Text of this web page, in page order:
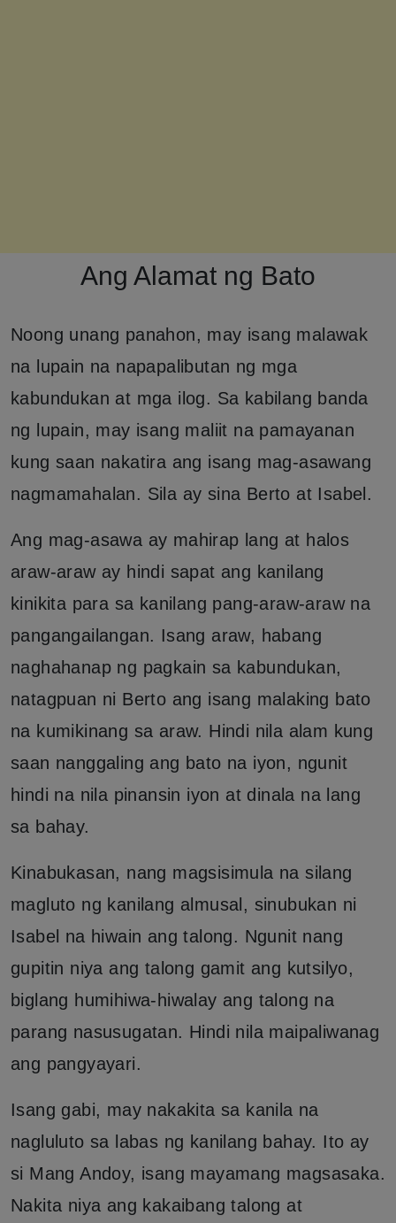
Ang Alamat ng Bato
Noong unang panahon, may isang malawak
na lupain na napapalibutan ng mga
kabundukan at mga ilog. Sa kabilang banda
ng lupain, may isang maliit na pamayanan
kung saan nakatira ang isang mag-asawang
nagmamahalan. Sila ay sina Berto at Isabel.
Ang mag-asawa ay mahirap lang at halos
araw-araw ay hindi sapat ang kanilang
kinikita para sa kanilang pang-araw-araw na
pangangailangan. Isang araw, habang
naghahanap ng pagkain sa kabundukan,
natagpuan ni Berto ang isang malaking bato
na kumikinang sa araw. Hindi nila alam kung
saan nanggaling ang bato na iyon, ngunit
hindi na nila pinansin iyon at dinala na lang
sa bahay.
Kinabukasan, nang magsisimula na silang
magluto ng kanilang almusal, sinubukan ni
Isabel na hiwain ang talong. Ngunit nang
gupitin niya ang talong gamit ang kutsilyo,
biglang humihiwa-hiwalay ang talong na
parang nasusugatan. Hindi nila maipaliwanag
ang pangyayari.
Isang gabi, may nakakita sa kanila na
nagluluto sa labas ng kanilang bahay. Ito ay
si Mang Andoy, isang mayamang magsasaka.
Nakita niya ang kakaibang talong at